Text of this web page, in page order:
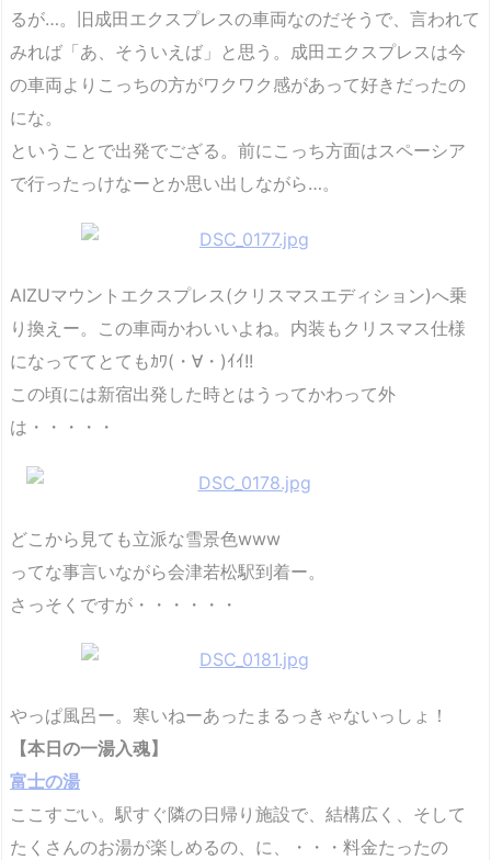
るが…。旧成田エクスプレスの車両なのだそうで、言われて
みれば「あ、そういえば」と思う。成田エクスプレスは今
の車両よりこっちの方がワクワク感があって好きだったの
にな。
ということで出発でござる。前にこっち方面はスペーシア
で行ったっけなーとか思い出しながら…。
AIZUマウントエクスプレス(クリスマスエディション)へ乗
り換えー。この車両かわいいよね。内装もクリスマス仕様
になっててとてもｶﾜ(・∀・)ｲｲ!!
この頃には新宿出発した時とはうってかわって外
は・・・・・
どこから見ても立派な雪景色www
ってな事言いながら会津若松駅到着ー。
さっそくですが・・・・・・
やっぱ風呂ー。寒いねーあったまるっきゃないっしょ！
【本日の一湯入魂】
富士の湯
ここすごい。駅すぐ隣の日帰り施設で、結構広く、そして
たくさんのお湯が楽しめるの、に、・・・料金たったの